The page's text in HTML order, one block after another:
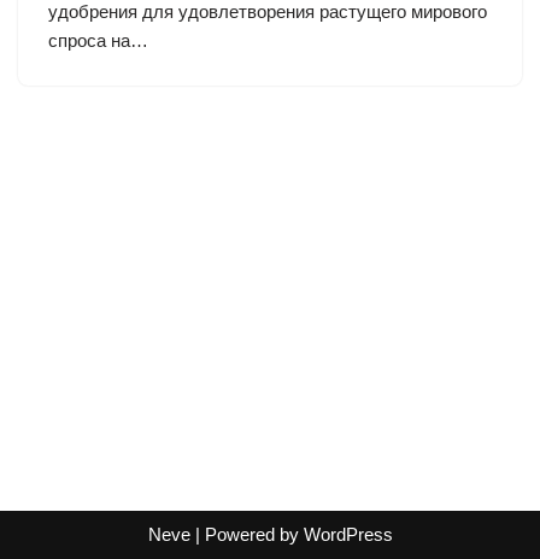
удобрения для удовлетворения растущего мирового
спроса на…
Neve| Powered by WordPress